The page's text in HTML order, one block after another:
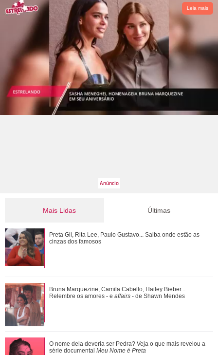
Leia mais
Mais Lidas
Luma Cesar, filha de Elaine Mickely e César Filho, anuncia
nascimento do primeiro filho: Ind...
Luiza Brunet, Ana Hickmann, Rihanna... Veja as famosas
que já denunciaram violência domést...
Meghan Markle revela detalhes sobre primeiro dia de aula
da Princesa Lilibet
Últimas
Preta Gil, Rita Lee, Paulo Gustavo... Saiba onde estão as
cinzas dos famosos
Bruna Marquezine, Camila Cabello, Hailey Bieber...
Relembre os amores - e affairs - de Shawn Mendes
O nome dela deveria ser Pedra? Veja o que mais revelou a
série documental Meu Nome é Preta